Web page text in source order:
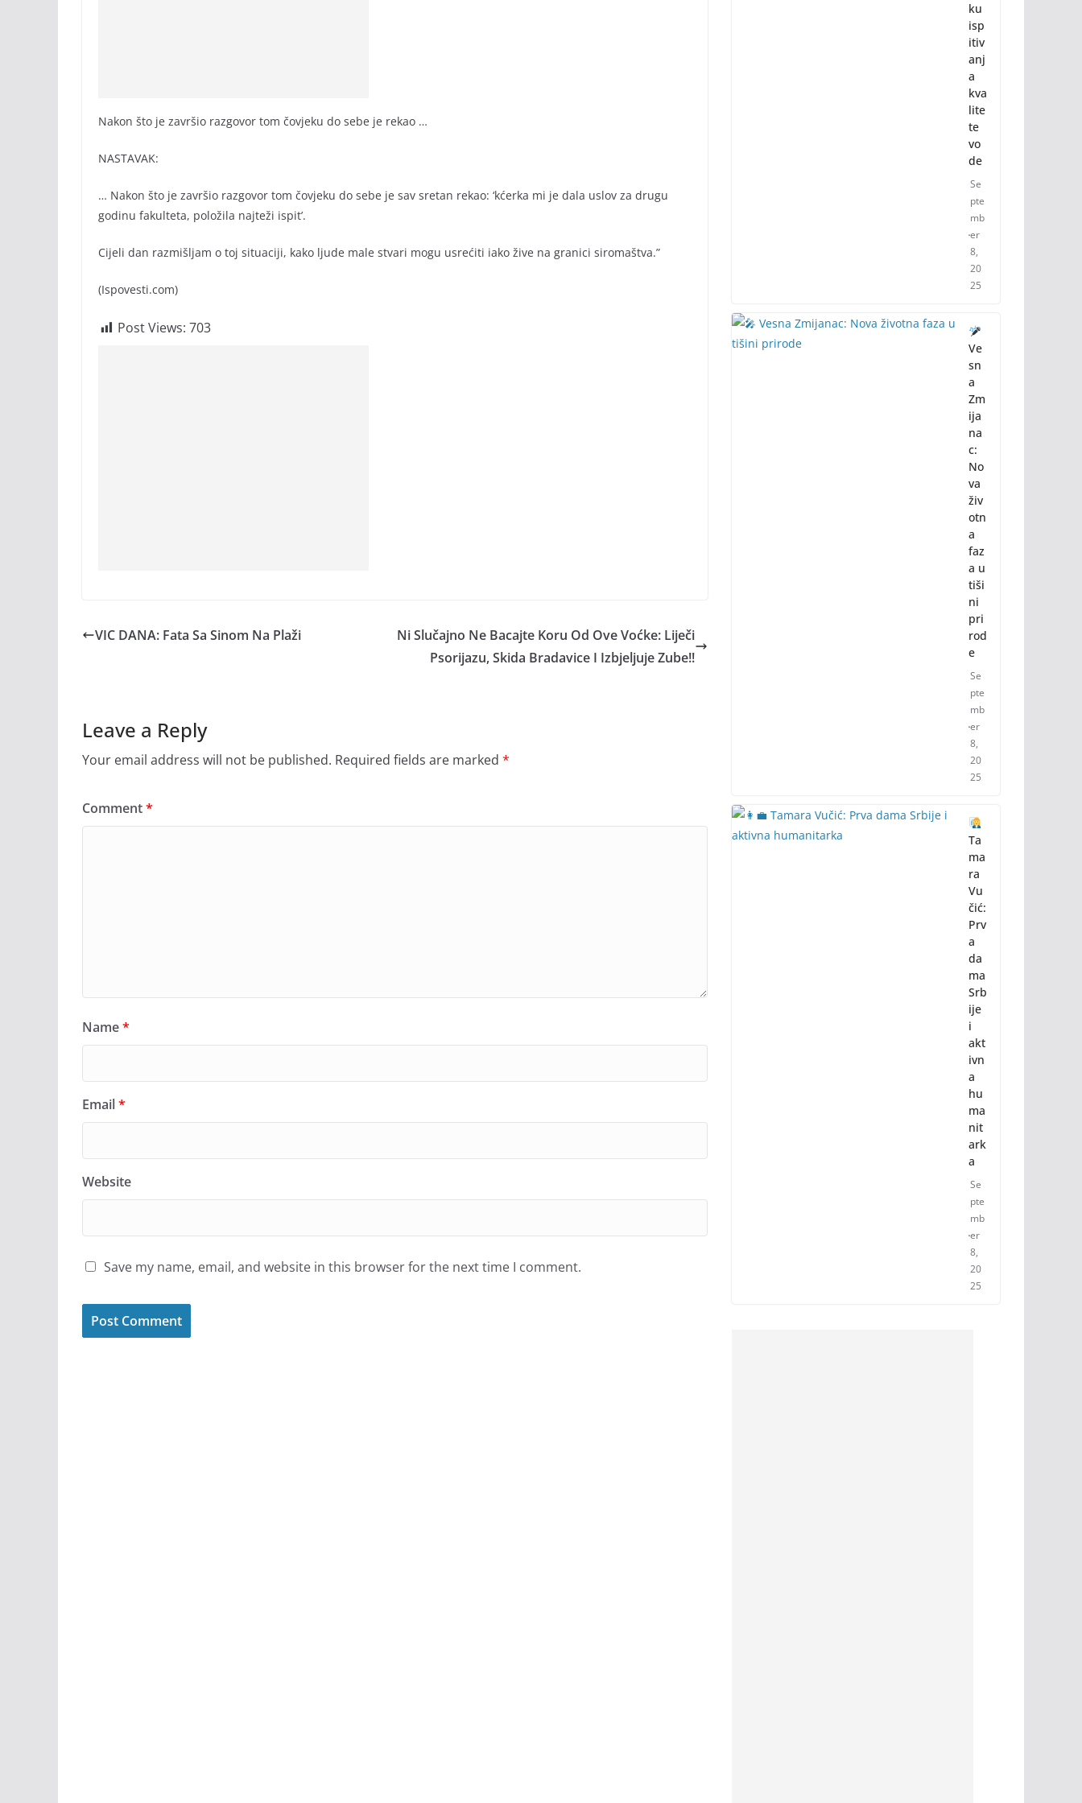
Nakon što je završio razgovor tom čovjeku do sebe je rekao …
NASTAVAK:
… Nakon što je završio razgovor tom čovjeku do sebe je sav sretan rekao: ‘kćerka mi je dala uslov za drugu
godinu fakulteta, položila najteži ispit’.
Cijeli dan razmišljam o toj situaciji, kako ljude male stvari mogu usrećiti iako žive na granici siromaštva.”
(Ispovesti.com)
Post Views: 703
VIC DANA: Fata Sa Sinom Na Plaži
Ni Slučajno Ne Bacajte Koru Od Ove Voćke: Liječi
Psorijazu, Skida Bradavice I Izbjeljuje Zube!!
Leave a Reply
Your email address will not be published. Required fields are marked *
Comment*
Name*
Email*
Website
Save my name, email, and website in this browser for the next time I comment.
ku
isp
itiv
anj
a
kva
lite
te
vo
de
Se
pte
mb
er
8,
20
25
Ve
sn
a
Zm
ija
na
c:
No
va
živ
otn
a
faz
a u
tiši
ni
pri
rod
e
Se
pte
mb
er
8,
20
25
Ta
ma
ra
Vu
čić:
Prv
a
da
ma
Srb
ije
i
akt
ivn
a
hu
ma
nit
ark
a
Se
pte
mb
er
8,
20
25